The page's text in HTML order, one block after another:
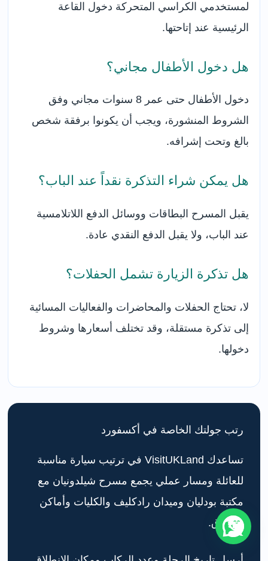
لمستخدمي الكراسي المتحركة دخول القاعة
الرئيسية عند إتاحتها.
هل دخول الأطفال مجاني؟
دخول الأطفال حتى عمر 8 سنوات مجاني وفق
الشروط المنشورة، ويجب أن يكونوا برفقة شخص
بالغ وتحت إشرافه.
هل يمكن شراء التذكرة نقداً عند الباب؟
يقبل المسرح البطاقات ووسائل الدفع اللاتلامسية
عند الباب، ولا يقبل الدفع النقدي عادة.
هل تذكرة الزيارة تشمل الحفلات؟
لا، تحتاج الحفلات والمحاضرات والفعاليات المسائية
إلى تذكرة مستقلة، وقد تختلف أسعارها وشروط
دخولها.
رتب جولتك الخاصة في أكسفورد
تساعدك VisitUKLand في ترتيب سيارة مناسبة
للعائلة ومسار عملي يجمع مسرح شيلدونيان مع
مكتبة بودليان وميدان رادكليف والكليات وأماكن
التسوق.